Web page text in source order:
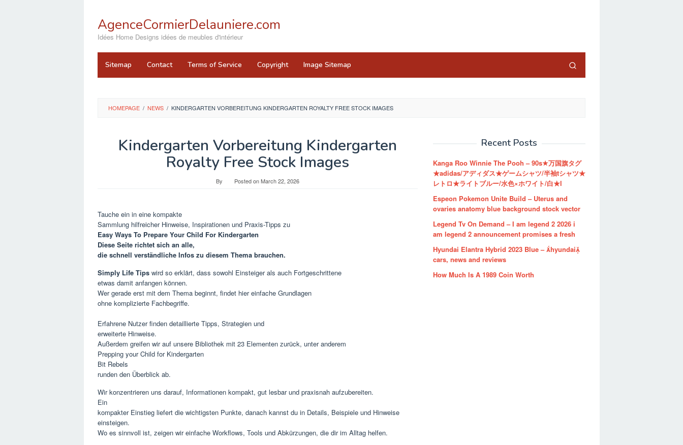
contentAgenceCormierDelauniere.com
Idées Home Designs idées de meubles d'intérieur
Sitemap Contact Terms of Service Copyright Image Sitemap
HOMEPAGE / NEWS / KINDERGARTEN VORBEREITUNG KINDERGARTEN ROYALTY FREE STOCK IMAGES
Kindergarten Vorbereitung Kindergarten
Royalty Free Stock Images
By Posted onMarch 22, 2026
Tauche ein in eine kompakte
Sammlung hilfreicher Hinweise, Inspirationen und Praxis-Tipps zu
Easy Ways To Prepare Your Child For Kindergarten
Diese Seite richtet sich an alle,
die schnell verständliche Infos zu diesem Thema brauchen.
Simply Life Tips wird so erklärt, dass sowohl Einsteiger als auch Fortgeschrittene
etwas damit anfangen können.
Wer gerade erst mit dem Thema beginnt, findet hier einfache Grundlagen
ohne komplizierte Fachbegriffe.
Erfahrene Nutzer finden detaillierte Tipps, Strategien und
erweiterte Hinweise.
Außerdem greifen wir auf unsere Bibliothek mit 23 Elementen zurück, unter anderem
Prepping your Child for Kindergarten
Bit Rebels
runden den Überblick ab.
Wir konzentrieren uns darauf, Informationen kompakt, gut lesbar und praxisnah aufzubereiten.
Ein
kompakter Einstieg liefert die wichtigsten Punkte, danach kannst du in Details, Beispiele und Hinweise
einsteigen.
Wo es sinnvoll ist, zeigen wir einfache Workflows, Tools und Abkürzungen, die dir im Alltag helfen.
Recent Posts
Kanga Roo Winnie The Pooh – 90s★万国旗タグ
★adidas/アディダス★ゲームシャツ/半袖tシャツ★
レトロ★ライトブルー/水色×ホワイト/白★l
Espeon Pokemon Unite Build – Uterus and
ovaries anatomy blue background stock vector
Legend Tv On Demand – I am legend 2 2026 i
am legend 2 announcement promises a fresh
Hyundai Elantra Hybrid 2023 Blue – hyundai
cars, news and reviews
How Much Is A 1989 Coin Worth